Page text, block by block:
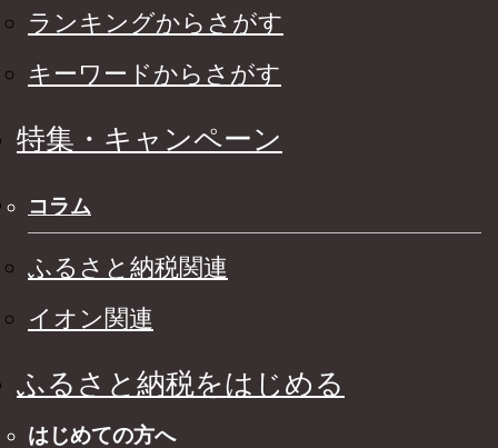
ランキングからさがす
キーワードからさがす
特集・キャンペーン
コラム
ふるさと納税関連
イオン関連
ふるさと納税をはじめる
はじめての方へ